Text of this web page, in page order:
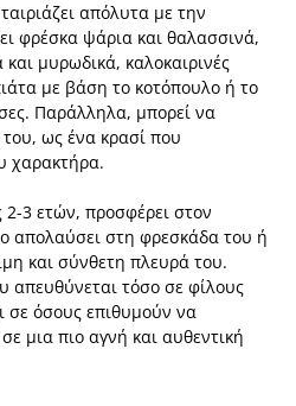
απόλυτα με την
φρέσκα ψάρια και θαλασσινά,
μυρωδικά, καλοκαιρινές
με βάση το κοτόπουλο ή το
Παράλληλα, μπορεί να
ως ένα κρασί που
χαρακτήρα.
3 ετών, προσφέρει στον
απολαύσει στη φρεσκάδα του ή
και σύνθετη πλευρά του.
απευθύνεται τόσο σε φίλους
σε όσους επιθυμούν να
μια πιο αγνή και αυθεντική